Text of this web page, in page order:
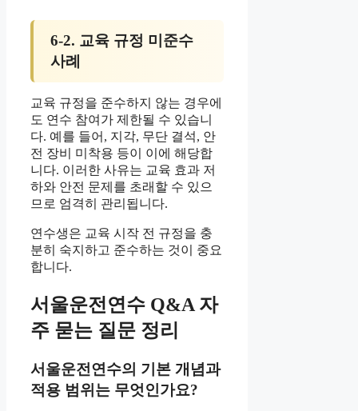
6-2. 교육 규정 미준수
사례
교육 규정을 준수하지 않는 경우에
도 연수 참여가 제한될 수 있습니
다. 예를 들어, 지각, 무단 결석, 안
전 장비 미착용 등이 이에 해당합
니다. 이러한 사유는 교육 효과 저
하와 안전 문제를 초래할 수 있으
므로 엄격히 관리됩니다.
연수생은 교육 시작 전 규정을 충
분히 숙지하고 준수하는 것이 중요
합니다.
서울운전연수 Q&A 자
주 묻는 질문 정리
서울운전연수의 기본 개념과
적용 범위는 무엇인가요?